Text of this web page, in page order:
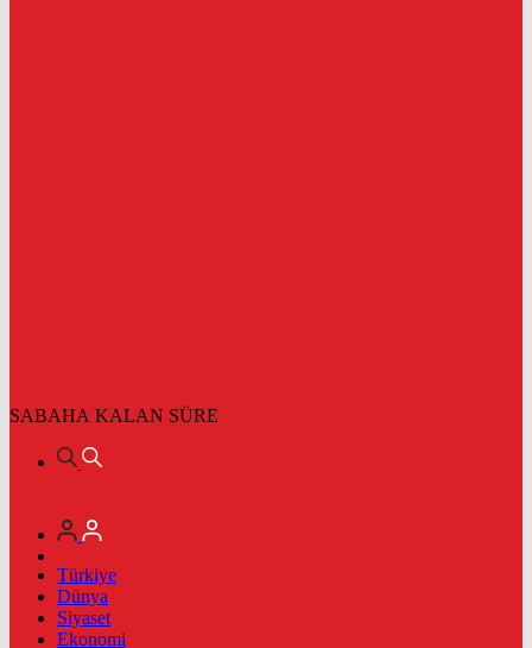
SABAHA KALAN SÜRE
Türkiye
Dünya
Siyaset
Ekonomi